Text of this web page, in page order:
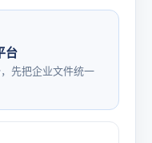
台
先把企业文件统一